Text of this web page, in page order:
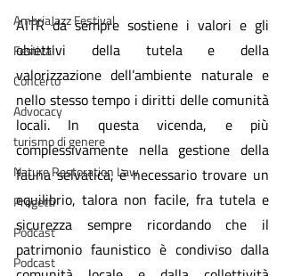
AmbriaJazz Festival
Festival
Concerto
Advocacy
turismo di genere
Nature Restoration Law
Progetti
Podcast
Podcast
AITR da sempre sostiene i valori e gli
obiettivi della tutela e della
valorizzazione dell’ambiente naturale e
nello stesso tempo i diritti delle comunità
locali. In questa vicenda, e più
complessivamente nella gestione della
fauna selvatica, è necessario trovare un
equilibrio, talora non facile, fra tutela e
sicurezza sempre ricordando che il
patrimonio faunistico è condiviso dalla